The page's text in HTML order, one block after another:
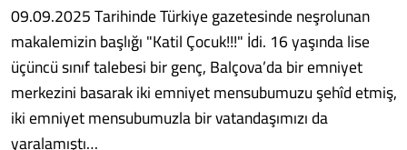
09.09.2025 Tarihinde Türkiye gazetesinde neşrolunan
makalemizin başlığı "Katil Çocuk!!!" İdi. 16 yaşında lise
üçüncü sınıf talebesi bir genç, Balçova’da bir emniyet
merkezini basarak iki emniyet mensubumuzu şehîd etmiş,
iki emniyet mensubumuzla bir vatandaşımızı da
yaralamıştı…